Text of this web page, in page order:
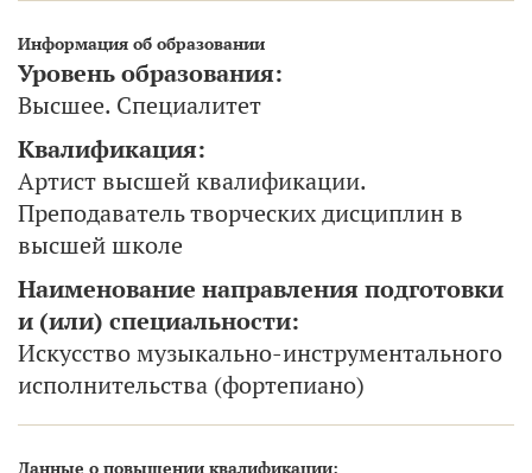
Информация об образовании
Уровень образования:
Высшее. Специалитет
Квалификация:
Артист высшей квалификации.
Преподаватель творческих дисциплин в
высшей школе
Наименование направления подготовки
и (или) специальности:
Искусство музыкально-инструментального
исполнительства (фортепиано)
Данные о повышении квалификации: